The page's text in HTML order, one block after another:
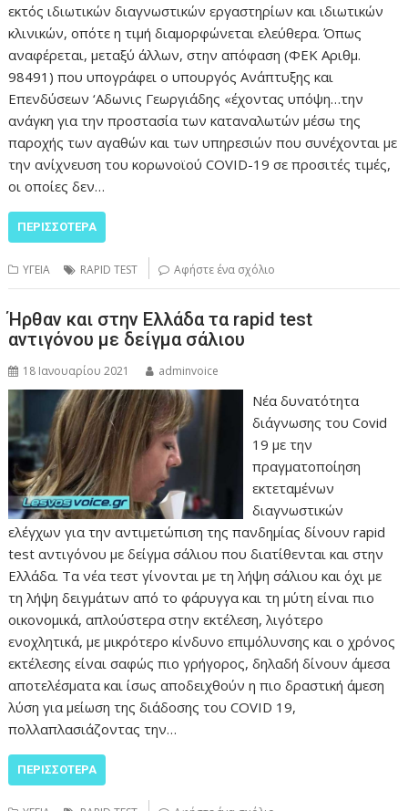
εκτός ιδιωτικών διαγνωστικών εργαστηρίων και ιδιωτικών
κλινικών, οπότε η τιμή διαμορφώνεται ελεύθερα. Όπως
αναφέρεται, μεταξύ άλλων, στην απόφαση (ΦΕΚ Αριθμ.
98491) που υπογράφει ο υπουργός Ανάπτυξης και
Επενδύσεων ‘Αδωνις Γεωργιάδης «έχοντας υπόψη…την
ανάγκη για την προστασία των καταναλωτών μέσω της
παροχής των αγαθών και των υπηρεσιών που συνέχονται με
την ανίχνευση του κορωνοϊού COVID-19 σε προσιτές τιμές,
οι οποίες δεν…
ΠΕΡΙΣΣΌΤΕΡΑ
ΥΓΕΙΑ RAPID TEST Αφήστε ένα σχόλιο
Ήρθαν και στην Ελλάδα τα rapid test
αντιγόνου με δείγμα σάλιου
18 Ιανουαρίου 2021 adminvoice
Νέα δυνατότητα
διάγνωσης του Covid
19 με την
πραγματοποίηση
εκτεταμένων
διαγνωστικών
ελέγχων για την αντιμετώπιση της πανδημίας δίνουν rapid
test αντιγόνου με δείγμα σάλιου που διατίθενται και στην
Ελλάδα. Τα νέα τεστ γίνονται με τη λήψη σάλιου και όχι με
τη λήψη δειγμάτων από το φάρυγγα και τη μύτη είναι πιο
οικονομικά, απλούστερα στην εκτέλεση, λιγότερο
ενοχλητικά, με μικρότερο κίνδυνο επιμόλυνσης και ο χρόνος
εκτέλεσης είναι σαφώς πιο γρήγορος, δηλαδή δίνουν άμεσα
αποτελέσματα και ίσως αποδειχθούν η πιο δραστική άμεση
λύση για μείωση της διάδοσης του COVID 19,
πολλαπλασιάζοντας την…
ΠΕΡΙΣΣΌΤΕΡΑ